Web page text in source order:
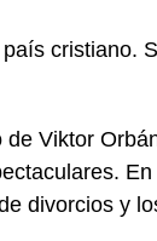
cristiano.
Viktor
divorcios y